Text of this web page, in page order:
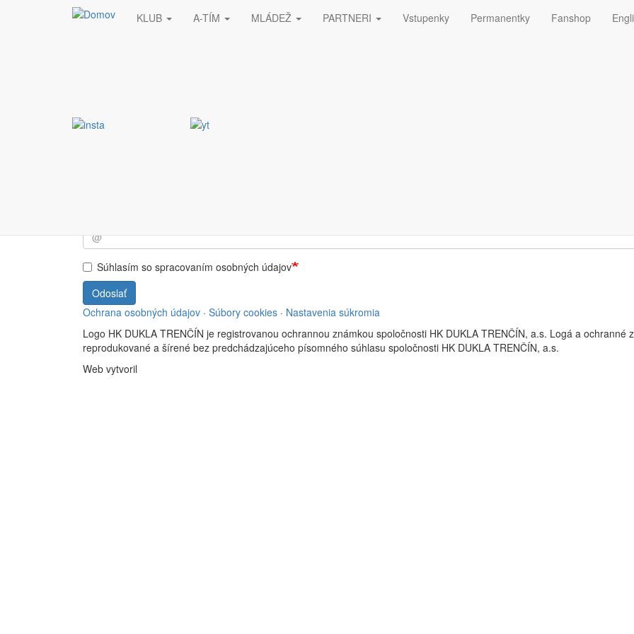
KLUB A-TÍM MLÁDEŽ PARTNERI Vstupenky Permanentky Fanshop
Vyžiadaná stránka nebola nájdená.
Súhlasím so spracovaním osobných údajov
Odoslať
Ochrana osobných údajov · Súbory cookies · Nastavenia súkromia
Logo HK DUKLA TRENČÍN je registrovanou ochrannou známkou spoločnosti HK DUKLA TRENČÍN, a.s. Logá a ochranné
reprodukované a šírené bez predchádzajúceho písomného súhlasu spoločnosti HK DUKLA TRENČÍN, a.s.
Web vytvoril